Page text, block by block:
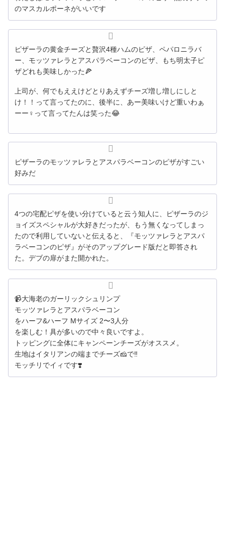
のマスカルポーネがいいです
ピザーラの黄金チーズと贅沢4種ハムのピザ、ペパロニラバ
ー、モッツァレラとアスパラベーコンのピザ、もち明太子ピ
ザどれも美味しかった🍕
上司が、何でもええけどとりあえずチーズ増し増しにしと
け！！って言ってたのに、後半に、あー美味いけど重いわぁ
ーー‍♀️って言ってたんは笑った😂
ピザーラのモッツァレラとアスパラベーコンのピザがすごい
好みだ
4つの宅配ピザを使い分けていると云う知人に、ピザーラのジ
ョイズスペシャルが大好きだったが、もう無くなってしまっ
たので利用していないと伝えると、『モッツァレラとアスパ
ラベーコンのピザ』がそのアップグレード版だと即答され
た。デブの扉がまた開かれた。
📹大海老のガーリックシュリンプ
モッツァレラとアスパラベーコン
をハーフ&ハーフ Mサイズ 2〜3人分
を楽しむ！具が多いので中々良いですよ。
トッピングに全体にキャンペーンチーズがオススメ。
生地はイタリアンの端までチーズ🧀で‼️
モッチリでイィです❣️